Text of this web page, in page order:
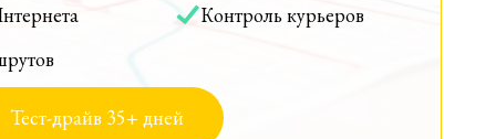
Контроль курьеров
Тест-драйв 35+ дней